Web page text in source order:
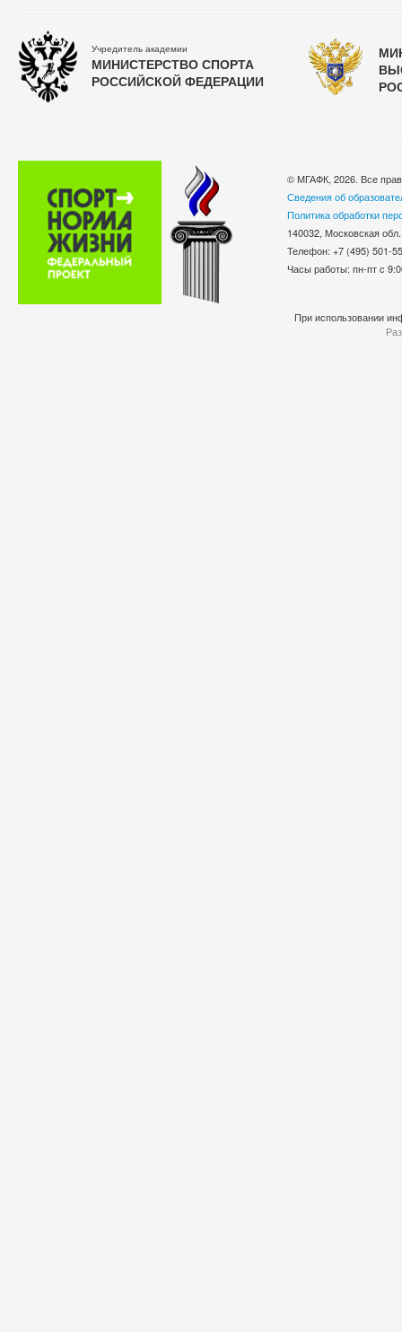
Учредитель академии
МИНИСТЕРСТВО СПОРТА
РОССИЙСКОЙ ФЕДЕРАЦИИ
© МГАФК, 2026. Все
Сведения об
Политика обработки
140032, Московская
Телефон: +7 (495)
Часы работы: пн-пт с
При использовании